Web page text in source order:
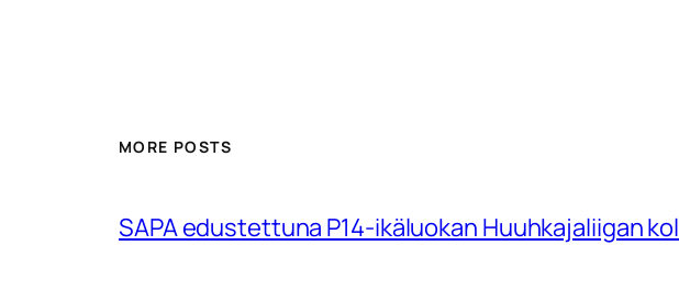
MORE POSTS
SAPA edustettuna P14-ikäluokan Huuhkajaliigan